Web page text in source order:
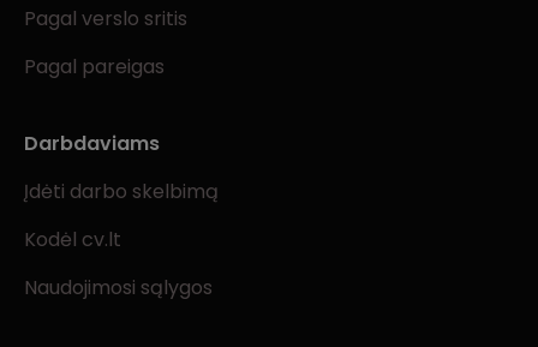
Pagal verslo sritis
Pagal pareigas
Darbdaviams
Įdėti darbo skelbimą
Kodėl cv.lt
Naudojimosi sąlygos